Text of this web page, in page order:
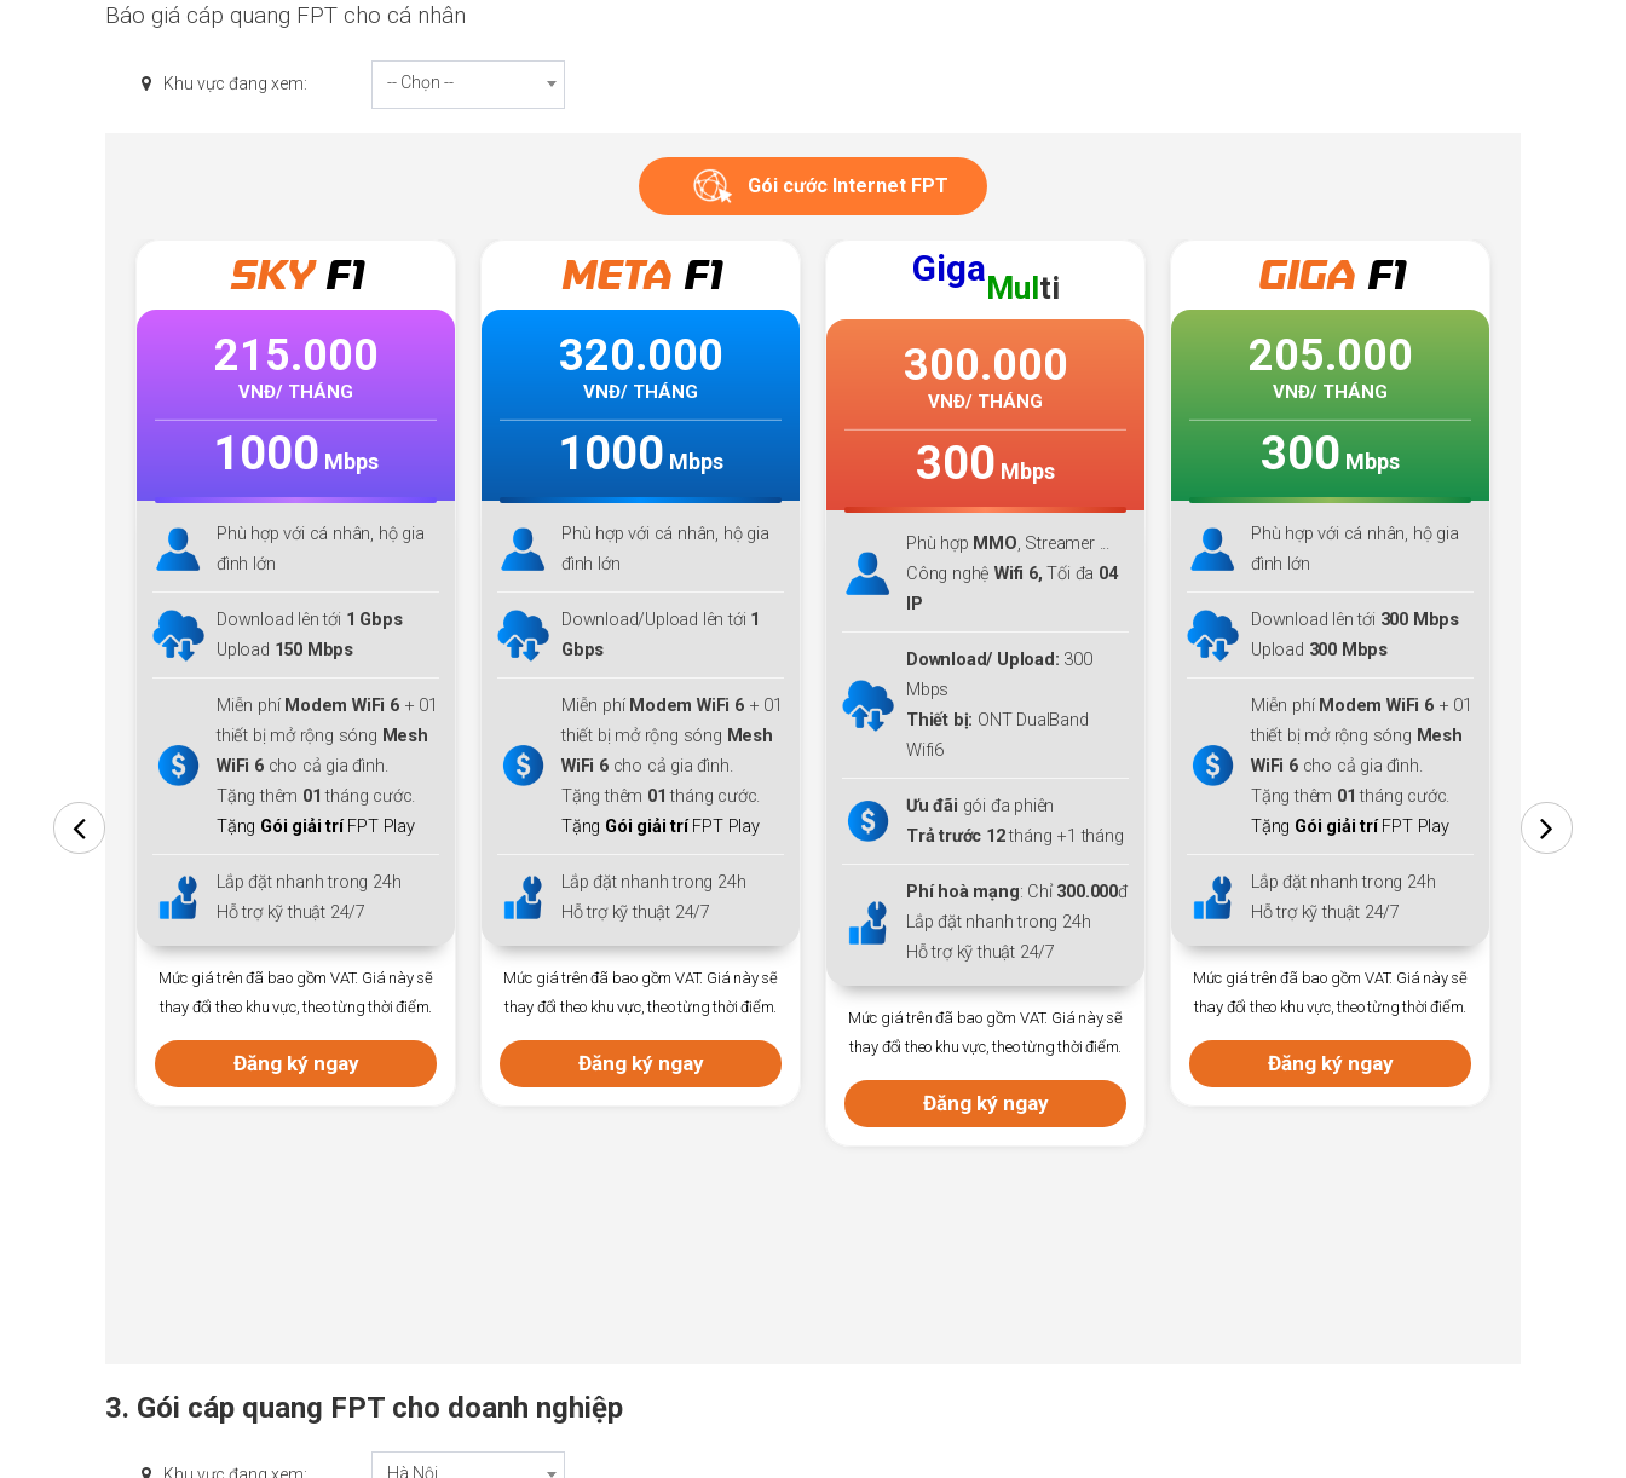
Báo giá cáp quang FPT cho cá nhân
Khu vực đang xem: -- Chọn --
Gói cước Internet FPT
FPT Play
META
320.000
VNĐ/ THÁNG
1000Mbps
Phù hợp với cá nhân, hộ gia
đình lớn
Download/Upload lên tới
Gbps
Miễn phíModem WiFi 6
thiết bị mở rộng sóng
WiFi 6cho cả gia đình.
Tặng thêm01tháng cước.
TặngGói giải tríFPT Play
Lắp đặt nhanh trong 24h
Hỗ trợ kỹ thuật 24/7
Mức giá trên đã bao gồm VAT. Giá này sẽ
thay đổi theo khu vực, theo từng thời điểm.
Đăng ký ngay
GigaMul
300.000
VNĐ/ THÁNG
300Mbps
Phù hợp MMO , Streamer ...
Công nghệ
Wifi6
Ưu đãi gói đa phiên
Trả trước 12
tháng +1 tháng
Phí hoà mạng: Chỉ
Lắp đặt nhanh trong 24h
Hỗ trợ kỹ thuật 24/7
Mức giá trên đã bao gồm VAT. Giá này sẽ
thay đổi theo khu vực, theo từng thời điểm.
GIGAF1
205.000
VNĐ/ THÁNG
300Mbps
Phù hợp với cá nhân, hộ gia
đình lớn
Upload
300 Mbps
thiết bị mở rộng sóng
Tặng thêm01
TặngGói giải trí FPT Play
Lắp đặt nhanh trong 24h
Hỗ trợ kỹ thuật 24/7
thay đổi theo khu vực, theo từng thời điểm.
Đăng ký ngay
GIGAF2
230.000
VNĐ/ THÁNG
300Mbps
Phù hợp với cá nhân, hộ gia
đình lớn
Download lên tới 300 Mbps
Upload 300 Mbps
Miễn phíModem WiFi 6
thiết bị mở rộng sóng
WiFi 6cho cả gia đình.
Tặng thêm01tháng cước.
TặngGói giải tríFPT Play
Lắp đặt nhanh trong 24h
Hỗ trợ kỹ thuật 24/7
Mức giá trên đã bao gồm VAT. Giá này sẽ
thay đổi theo khu vực, theo từng thời điểm.
Đăng ký ngay
3. Gói cáp quang FPT cho doanh nghiệp
Hà Nội